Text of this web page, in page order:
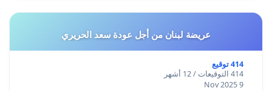
عريضة لبنان من أجل عودة سعد الحريري
414 توقيع
414 التوقيعات / 12 أشهر
9 Nov 2025